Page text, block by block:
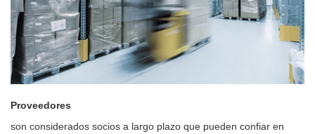
Proveedores
son considerados socios a largo plazo que pueden confiar en